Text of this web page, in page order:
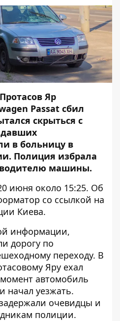
Яр
Passat сбил
скрыться с
в больницу в
Полиция избрала
машины.
июня около 15:25. Об
со ссылкой на
Киева.
информации,
дорогу по
переходу. В
Яру ехал
автомобиль
начал уезжать.
очевидцы и
полиции.